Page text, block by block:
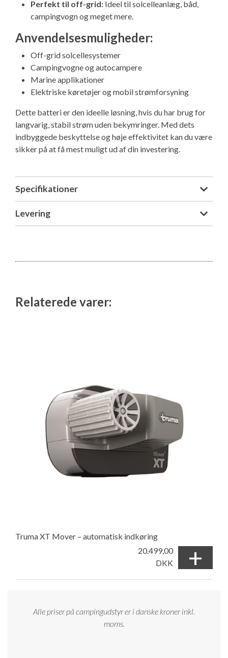
Perfekt til off-grid: Ideel til solcelleanlæg, båd,
campingvogn og meget mere.
Anvendelsesmuligheder:
Off-grid solcellesystemer
Campingvogne og autocampere
Marine applikationer
Elektriske køretøjer og mobil strømforsyning
Dette batteri er den ideelle løsning, hvis du har brug for
langvarig, stabil strøm uden bekymringer. Med dets
indbyggede beskyttelse og høje effektivitet kan du være
sikker på at få mest muligt ud af din investering.
Specifikationer
Levering
Relaterede varer:
Truma XT Mover – automatisk indkøring
20.499,00
DKK
+
Alle priser på campingudstyr er i danske kroner inkl.
moms.